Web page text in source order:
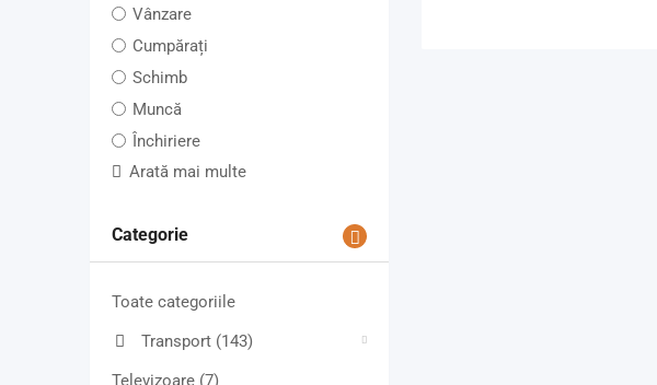
Vânzare
Cumpărați
Schimb
Muncă
Închiriere
Arată mai multe
Categorie
Toate categoriile
Transport (143)
Televizoare (7)